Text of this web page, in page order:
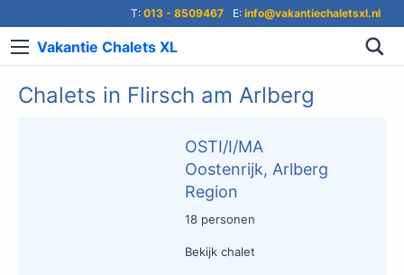
T: 013 - 8509467 E: info@vakantiechaletsxl.nl
Vakantie Chalets XL
Chalets in Flirsch am Arlberg
OSTI/I/MA
Oostenrijk, Arlberg
Region
18 personen
Bekijk chalet